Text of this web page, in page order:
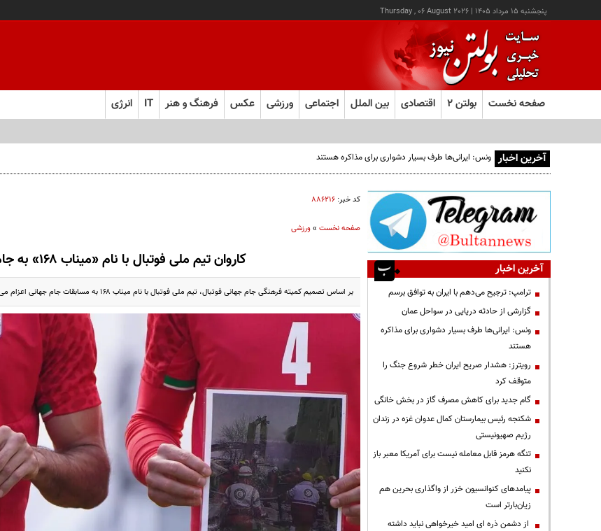
پنجشنبه ۱۵ مرداد ۱۴۰۵ |
Thursday , 06 August 2026
صفحه نخست بولتن ۲ اقتصادی بین الملل اجتماعی ورزشی عکس فرهنگ و هنر IT انرژی
آخرین اخبار ونس: ایرانی‌ها طرف بسیار دشواری برای مذاکره هستند
کد خبر: ۸۸۶۲۱۶
صفحه نخست»ورزشی
کاروان تیم ملی فوتبال با نام «میناب ۱۶۸» به جام جهانی می‌رود
بر اساس تصمیم کمیته فرهنگی جام جهانی فوتبال، تیم ملی فوتبال با نام میناب ۱۶۸ به مسابقات جام جهانی اعزام می‌شود.
آخرین اخبار
ترامپ: ترجیح می‌دهم با ایران به توافق برسم
گزارشی از حادثه دریایی در سواحل عمان
ونس: ایرانی‌ها طرف بسیار دشواری برای مذاکره
هستند
رویترز: هشدار صریح ایران خطر شروع جنگ را
متوقف کرد
گام جدید برای کاهش مصرف گاز در بخش خانگی
شکنجه رئیس بیمارستان کمال عدوان غزه در زندان
رژیم صهیونیستی
تنگه هرمز قابل معامله نیست برای آمریکا معبر باز
نکنید
پیامدهای کنوانسیون خزر از واگذاری بحرین هم
زیان‌بارتر است
از دشمن ذره ای امید خیرخواهی نباید داشته